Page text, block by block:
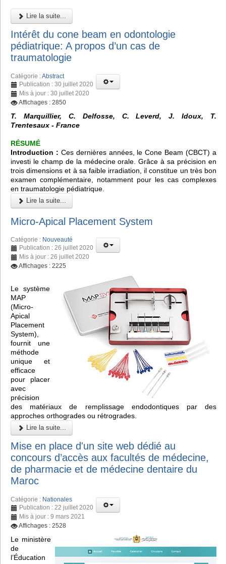
Lire la suite...
Intérêt du cone beam en odontologie
pédiatrique: A propos d’un cas de
traumatologie
Catégorie :Abstract
Publication : 30 juillet 2020
Mis à jour : 30 juillet 2020
Affichages : 2850
T. Marquillier, C. Delfosse, C. Leverd, J. Idoux, T.
Trentesaux - France
RÉSUMÉ
Introduction : Ces dernières années, leCone Beam (CBCT)a
investi le champ de la médecine orale. Grâce à sa précision en
trois dimensions et à sa faible irradiation, il constitue un très bon
examen complémentaire, notamment pour les cas complexes
en traumatologie pédiatrique.
Lire la suite...
Micro-Apical Placement System
Catégorie : Nouveauté
Publication : 26 juillet 2020
Mis à jour : 26 juillet 2020
Affichages : 2225
Le système
MAP
(Micro-
Apical
Placement
System),
fournit une
méthode
unique et
efficace
pour placer
avec
précision
des matériaux de remplissage endodontiques par des
approches orthogrades ou rétrogrades.
Lire la suite...
Mise en place d'un site web dédié au
concours d’accès aux facultés de médecine,
de pharmacie et de médecine dentaire du
Maroc
Catégorie : Nationales
Publication : 22 juillet 2020
Mis à jour : 9 mars 2021
Affichages : 2528
Le ministère
de
l’Éducation